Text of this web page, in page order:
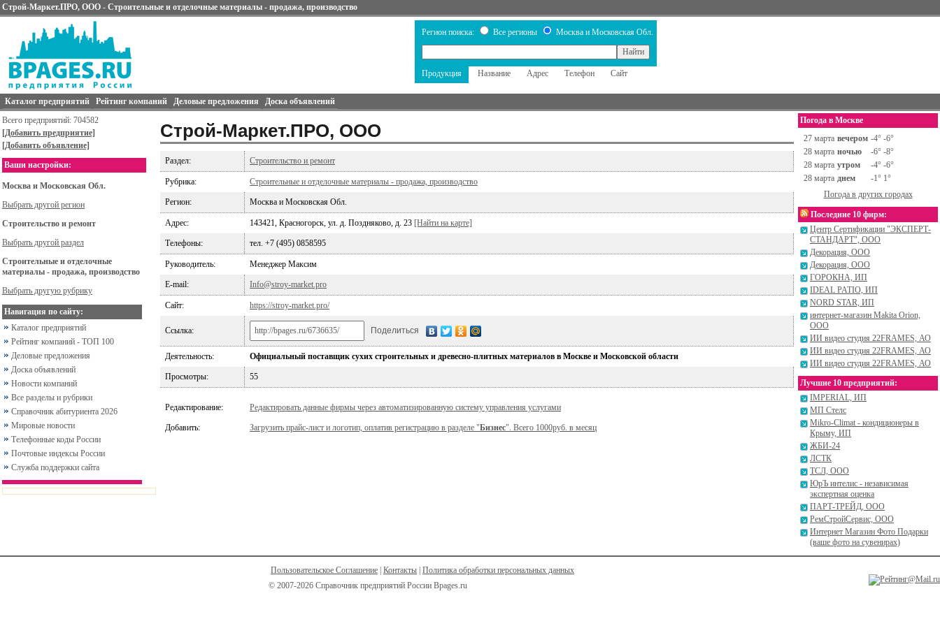
Строй-Маркет.ПРО, ООО - Строительные и отделочные материалы - продажа, производство
Регион поиска: Все регионы Москва и Московская Обл.
Продукция Название Адрес Телефон Сайт
Каталог предприятий Рейтинг компаний Деловые предложения
Доска объявлений
Всего предприятий: 704582
[Добавить предприятие]
[Добавить объявление]
Ваши настройки:
Москва и Московская Обл.
Выбрать другой регион
Строительство и ремонт
Выбрать другой раздел
Строительные и отделочные
материалы - продажа, производство
Выбрать другую рубрику
Навигация по сайту:
Каталог предприятий
Рейтинг компаний - ТОП 100
Деловые предложения
Доска объявлений
Новости компаний
Все разделы и рубрики
Справочник абитуриента 2026
Мировые новости
Телефонные коды России
Почтовые индексы России
Служба поддержки сайта
Строй-Маркет.ПРО, ООО
Раздел: Строительство и ремонт
Рубрика: Строительные и отделочные материалы - продажа, производство
Регион: Москва и Московская Обл.
Адрес: 143421, Красногорск, ул. д. Поздняково, д. 23 [Найти на карте]
Телефоны: тел. +7 (495) 0858595
Руководитель: Менеджер Максим
E-mail: Info@stroy-market.pro
Сайт: https://stroy-market.pro/
Ссылка: Поделиться
Деятельность: Официальный поставщик сухих строительных и древесно-плитных материалов в Москве и Московской области
Просмотры: 55
Редактирование: Редактировать данные фирмы через автоматизированную систему управления услугами
Добавить: Загрузить прайс-лист и логотип, оплатив регистрацию в разделе "Бизнес". Всего 1000руб. в месяц
Погода в Москве
27 марта вечером -4° -6°
28 марта ночью
-6° -8°
28 марта утром
-4° -6°
28 марта днем
-1° 1°
Погода в других городах
Последние 10 фирм:
Центр Сертификации "ЭКСПЕРТ-
СТАНДАРТ", ООО
Декорация, ООО
Декорация, ООО
ГОРОКНА, ИП
IDEAL PATIO, ИП
NORD STAR, ИП
интернет-магазин Makita Orion,
ООО
ИИ видео студия 22FRAMES, АО
ИИ видео студия 22FRAMES, АО
ИИ видео студия 22FRAMES, АО
Лучшие 10 предприятий:
IMPERIAL, ИП
МП Стелс
Mikro-Climat - кондиционеры в
Крыму, ИП
ЖБИ-24
ЛСТК
ТСЛ, ООО
ЮрЪ интелис - независимая
экспертная оценка
ПАРТ-ТРЕЙД, ООО
РемСтройСервис, ООО
Интернет Магазин Фото Подарки
(ваше фото на сувенирах)
Пользовательское Соглашение Контакты Политика обработки персональных данных
© 2007-2026 Справочник предприятий России Bpages.ru